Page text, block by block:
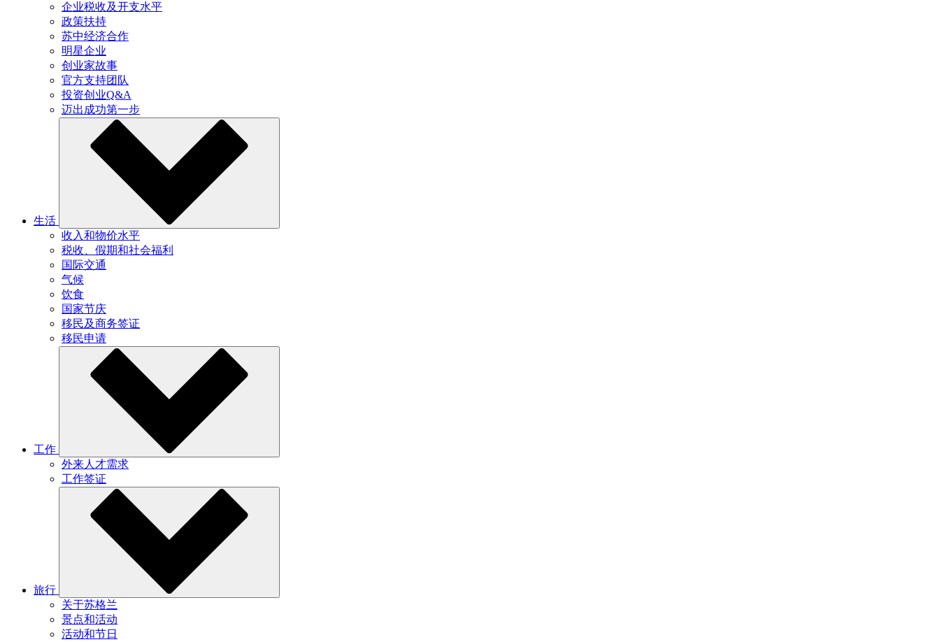
企业税收及开支水平
政策扶持
苏中经济合作
明星企业
创业家故事
官方支持团队
投资创业Q&A
迈出成功第一步
生活
收入和物价水平
税收、假期和社会福利
国际交通
气候
饮食
国家节庆
移民及商务签证
移民申请
工作
外来人才需求
工作签证
旅行
关于苏格兰
景点和活动
活动和节日